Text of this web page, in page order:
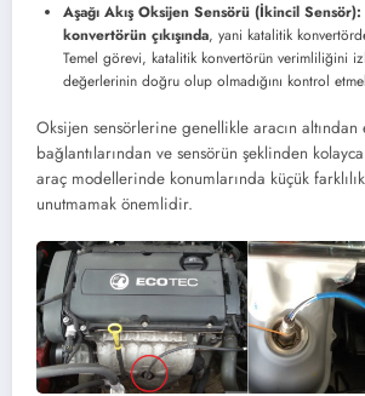
Aşağı Akış Oksijen Sensörü (İkincil Sensör):
konvertörün çıkışında, yani katalitik
Temel görevi, katalitik konvertörün verimliliğini
değerlerinin doğru olup olmadığını kontrol
Oksijen sensörlerine genellikle aracın
bağlantılarından ve sensörün şeklinden
araç modellerinde konumlarında küçük
unutmamak önemlidir.